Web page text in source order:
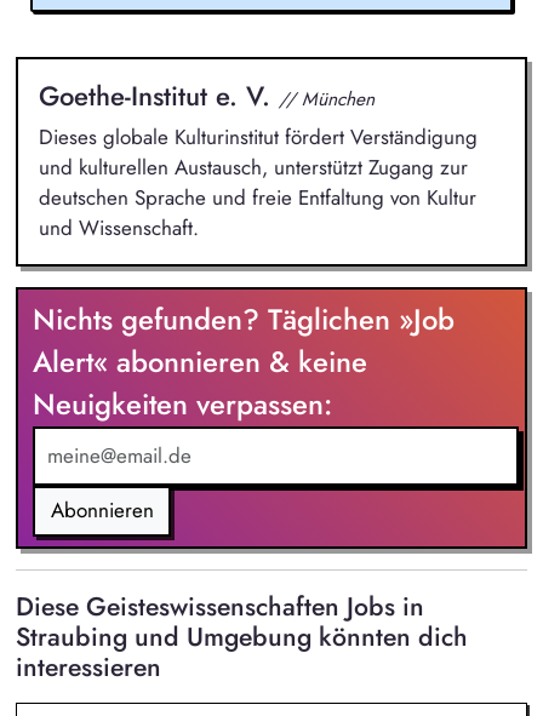
Goethe-Institut e. V. // München
Dieses globale Kulturinstitut fördert Verständigung
und kulturellen Austausch, unterstützt Zugang zur
deutschen Sprache und freie Entfaltung von Kultur
und Wissenschaft.
Nichts gefunden? Täglichen »Job
Alert« abonnieren & keine
Neuigkeiten verpassen:
Abonnieren
Diese Geisteswissenschaften Jobs in
Straubing und Umgebung könnten dich
interessieren